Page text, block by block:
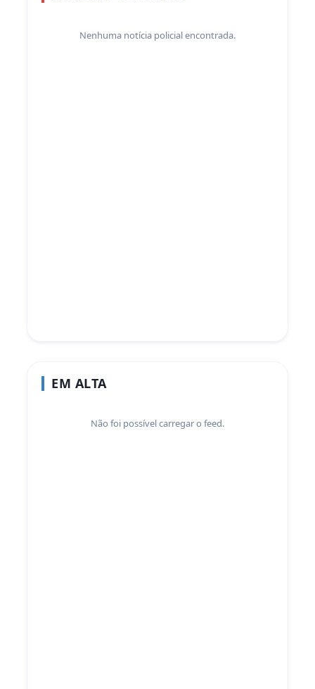
Nenhuma notícia policial encontrada.
EM ALTA
Não foi possível carregar o feed.